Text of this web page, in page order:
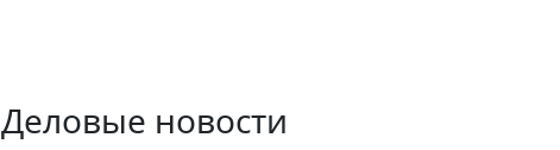
Деловые новости